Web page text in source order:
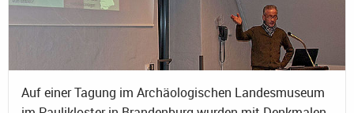
Auf einer Tagung im Archäologischen Landesmuseum